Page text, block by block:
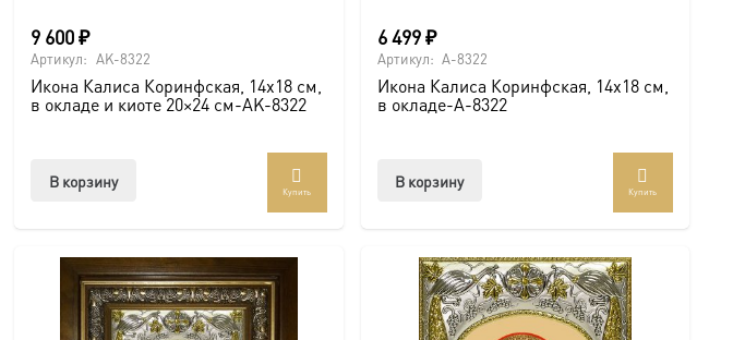
9 600₽
Артикул: AK-8322
Икона Калиса Коринфская, 14х18 см,
в окладе и киоте 20×24 см-AK-8322
В корзину
Купить
6 499₽
Артикул: A-8322
Икона Калиса Коринфская, 14х18 см,
в окладе-A-8322
В корзину
Купить